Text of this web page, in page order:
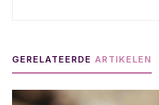
GERELATEERDE ARTIKELEN